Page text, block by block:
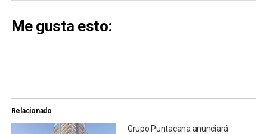
Me gusta esto:
Relacionado
Grupo Puntacana anunciará